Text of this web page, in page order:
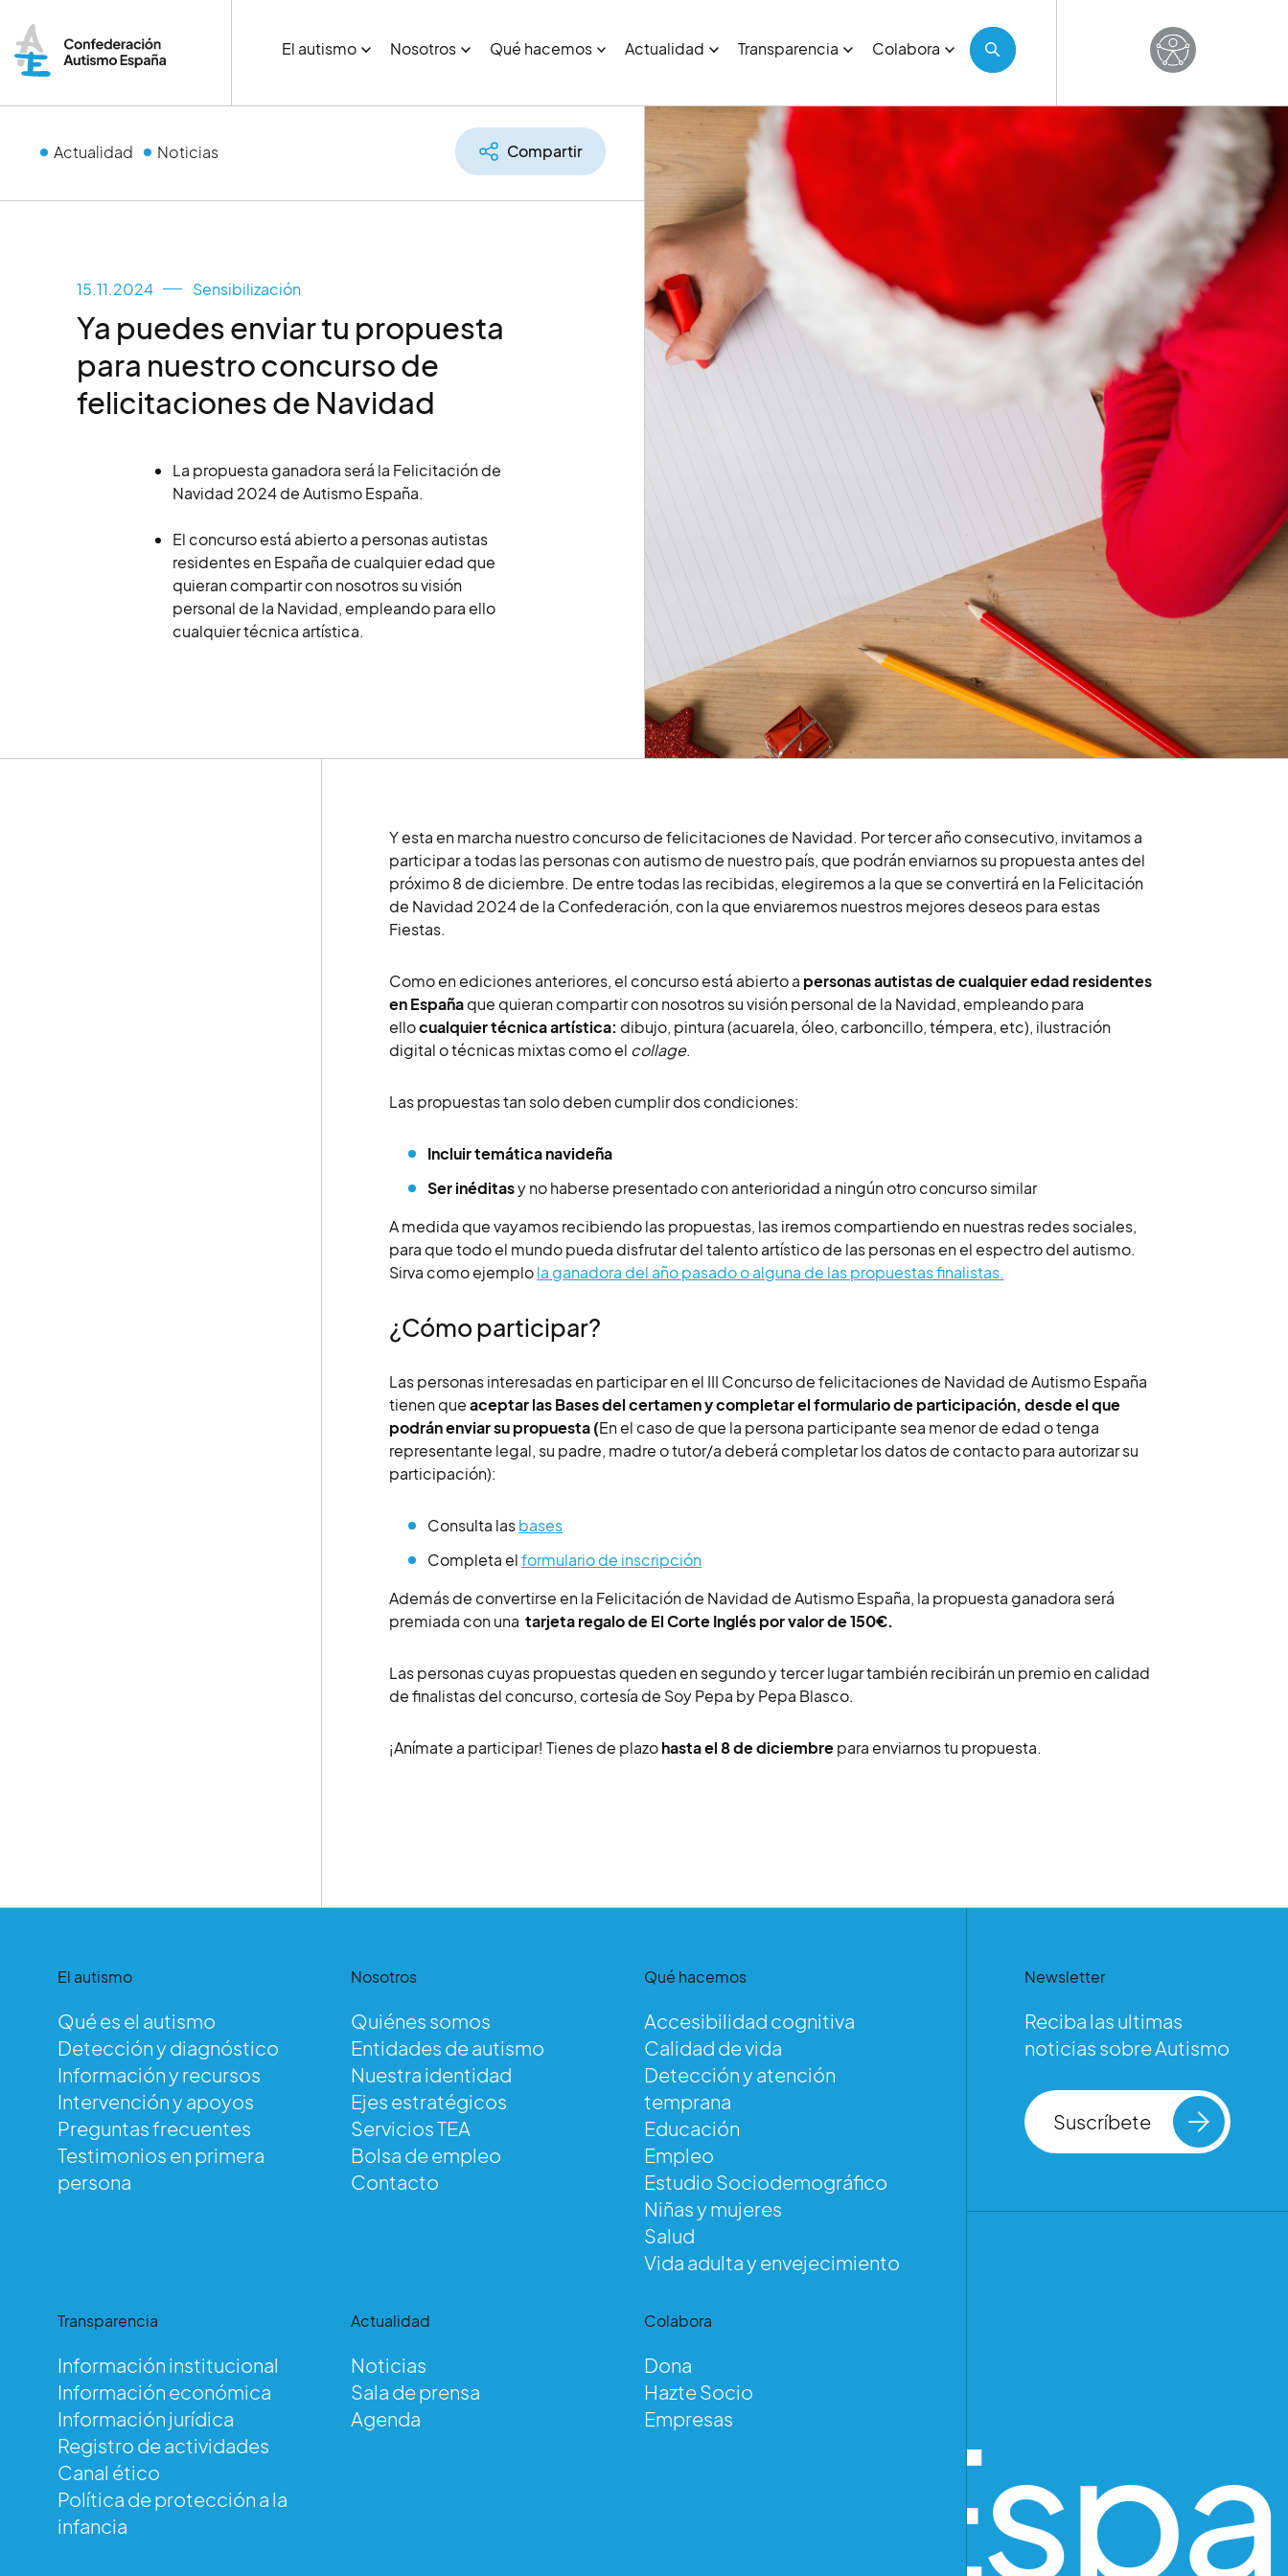
El autismo Nosotros Qué hacemos Actualidad Transparencia Colabora
Actualidad Noticias Compartir
15.11.2024 Sensibilización
Ya puedes enviar tu propuesta
para nuestro concurso de
felicitaciones de Navidad
La propuesta ganadora será la Felicitación de
Navidad 2024 de Autismo España.
El concurso está abierto a personas autistas
residentes en España de cualquier edad que
quieran compartir con nosotros su visión
personal de la Navidad, empleando para ello
cualquier técnica artística.
Y esta en marcha nuestro concurso de felicitaciones de Navidad. Por tercer año consecutivo, invitamos a
participar a todas las personas con autismo de nuestro país, que podrán enviarnos su propuesta antes del
próximo 8 de diciembre. De entre todas las recibidas, elegiremos a la que se convertirá en la Felicitación
de Navidad 2024 de la Confederación, con la que enviaremos nuestros mejores deseos para estas
Fiestas.
Como en ediciones anteriores, el concurso está abierto a personas autistas de cualquier edad residentes
en Españaque quieran compartir con nosotros su visión personal de la Navidad, empleando para
ellocualquier técnica artística: dibujo, pintura (acuarela, óleo, carboncillo, témpera, etc), ilustración
digital o técnicas mixtas como el collage.
Las propuestas tan solo deben cumplir dos condiciones:
Incluir temática navideña
Ser inéditasy no haberse presentado con anterioridad a ningún otro concurso similar
A medida que vayamos recibiendo las propuestas, las iremos compartiendo en nuestras redes sociales,
para que todo el mundo pueda disfrutar del talento artístico de las personas en el espectro del autismo.
Sirva como ejemplola ganadora del año pasado o alguna de las propuestas finalistas.
¿Cómo participar?
Las personas interesadas en participar en el III Concurso de felicitaciones de Navidad de Autismo España
tienen queaceptar las Bases del certamen y completar el formulario de participación, desde el que
podrán enviar su propuesta (En el caso de que la persona participante sea menor de edad o tenga
representante legal, su padre, madre o tutor/a deberá completar los datos de contacto para autorizar su
participación):
Consulta lasbases
Completa elformulario de inscripción
Además de convertirse en la Felicitación de Navidad de Autismo España, la propuesta ganadora será
premiada con una tarjeta regalo de El Corte Inglés por valor de 150€.
Las personas cuyas propuestas queden en segundo y tercer lugar también recibirán un premio en calidad
de finalistas del concurso, cortesía de Soy Pepa by Pepa Blasco.
¡Anímate a participar! Tienes de plazohasta el 8 de diciembrepara enviarnos tu propuesta.
El autismo
Qué es el autismo
Detección y diagnóstico
Información y recursos
Intervención y apoyos
Preguntas frecuentes
Testimonios en primera
persona
Nosotros
Quiénes somos
Entidades de autismo
Nuestra identidad
Ejes estratégicos
Servicios TEA
Bolsa de empleo
Contacto
Qué hacemos
Accesibilidad cognitiva
Calidad de vida
Detección y atención
temprana
Educación
Empleo
Estudio Sociodemográfico
Niñas y mujeres
Salud
Vida adulta y envejecimiento
Transparencia
Información institucional
Información económica
Información jurídica
Registro de actividades
Canal ético
Política de protección a la
infancia
Actualidad
Noticias
Sala de prensa
Agenda
Colabora
Dona
Hazte Socio
Empresas
Newsletter
Reciba las ultimas
noticias sobre Autismo
Suscríbete
Autismo